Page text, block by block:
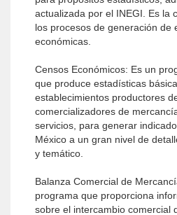
actualizada por el INEGI. Es la
los procesos de generación de
económicas.
Censos Económicos: Es un
que produce estadísticas
establecimientos productores
comercializadores de
servicios, para generar
México a un gran nivel de
y temático.
Balanza Comercial de
programa que proporciona
sobre el intercambio comercial